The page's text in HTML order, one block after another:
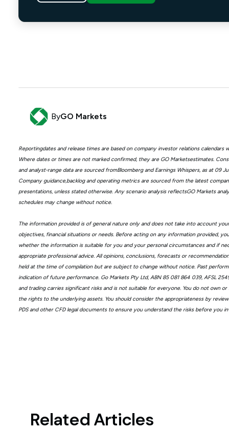
ByGO Markets
Reportingdates and release times are based on company investor relations calendars
Where dates or times are not marked confirmed, they are GO Marketsestimates.
and analyst-range data are sourced fromBloomberg and Earnings Whispers, as at 09
Company guidance,backlog and operating metrics are sourced from the latest
presentations, unless stated otherwise. Any scenario analysis reflectsGO Markets
schedules may change without notice.
The information provided is of general nature only and does not take into account
objectives, financial situations or needs. Before acting on any information provided,
whether the information is suitable for you and your personal circumstances and if
appropriate professional advice. All opinions, conclusions, forecasts or
held at the time of compilation but are subject to change without notice. Past
indication of future performance. Go Markets Pty Ltd, ABN 85 081 864 039, AFSL
and trading carries significant risks and is not suitable for everyone. You do not own
the rights to the underlying assets. You should consider the appropriateness by
PDS and other CFD legal documents to ensure you understand the risks before you
Related Articles